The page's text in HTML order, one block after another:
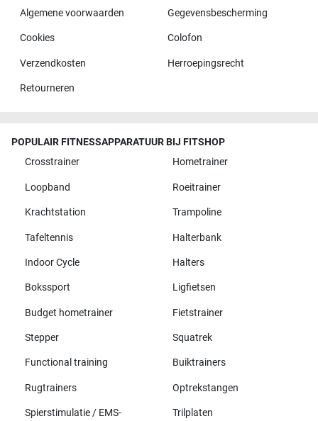
Algemene voorwaarden
Gegevensbescherming
Cookies Colofon
Verzendkosten Herroepingsrecht
Retourneren
POPULAIR FITNESSAPPARATUUR BIJ FITSHOP
Crosstrainer
Hometrainer
Loopband Roeitrainer
Krachtstation Trampoline
Tafeltennis Halterbank
Indoor Cycle Halters
Bokssport Ligfietsen
Budget hometrainer Fietstrainer
Stepper Squatrek
Functional training Buiktrainers
Rugtrainers Optrekstangen
Spierstimulatie / EMS- Trilplaten